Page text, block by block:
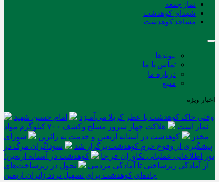
نماز جمعه
شهدای کوهدشت
مساجد کوهدشت
پیوندها
تماس با ما
درباره ما
منبع
اخبار ویژه
وقتی خاک کوهدشت با عطر کربلا می‌آمیزد
امام حسین شهید
نماز است
هلاکت چهار شرور مسلح وکشف ۷۰۰ کیلوگرم مواد
مخدر
کوهدشت در آستانه اربعین و خدمت‌ به زائرین
شورای
پیشگیری از وقوع جرم کوهدشت برگزار شد
سوداگران مرگ در
تور اطلاعاتی عملیاتی تکاوران فراجا
کوهدشت در آستانه اربعین؛
از آمادگی زیرساختی تا آمادگی مردمی
تحول در زیرساخت‌های
جاده‌ای کوهدشت برای تسهیل تردد زائران اربعین